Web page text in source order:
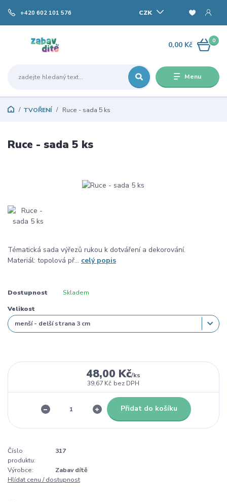
Menu
CZK
+420 602 101 576
0
0,00 Kč
TVOŘENÍ Ruce - sada 5 ks
Ruce - sada 5 ks
Tématická sada výřezů rukou k dotváření a dekorování.
Materiál: topolová př... celý popis
Dostupnost Skladem
Velikost
48,00 Kč/ks
39,67 Kč bez DPH
Přidat do košíku
Číslo
produktu:
317
Výrobce:
Zabav dítě
Hlídat cenu / dostupnost